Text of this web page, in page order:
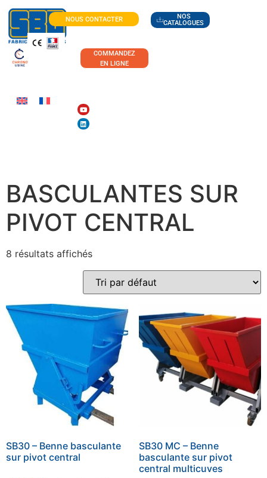
NOUS CONTACTER
NOS
CATALOGUES
COMMANDEZ
EN LIGNE
BASCULANTES SUR
PIVOT CENTRAL
8 résultats affichés
SB30 – Benne basculante
sur pivot central
SB30 MC – Benne
basculante sur pivot
central multicuves